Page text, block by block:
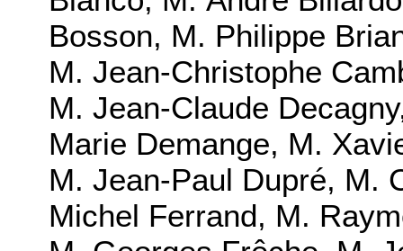
Bosson, M. Philippe
M. Jean-Christophe
M. Jean-Claude Decagny
Marie Demange, M.
M. Jean-Paul Dupré, M.
Michel Ferrand, M.